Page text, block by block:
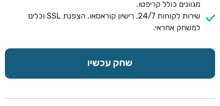
מגוונים כולל קריפטו.
שירות לקוחות 24/7, רישיון קוראסאו, הצפנת SSL וכלים
למשחק אחראי.
שחק עכשיו